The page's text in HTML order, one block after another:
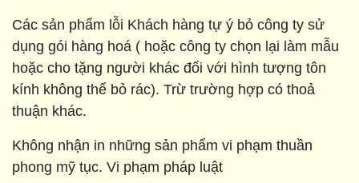
Các sản phẩm lỗi Khách hàng tự ý bỏ công ty sử
dụng gói hàng hoá ( hoặc công ty chọn lại làm mẫu
hoặc cho tặng người khác đối với hình tượng tôn
kính không thể bỏ rác). Trừ trường hợp có thoả
thuận khác.
Không nhận in những sản phẩm vi phạm thuần
phong mỹ tục. Vi phạm pháp luật